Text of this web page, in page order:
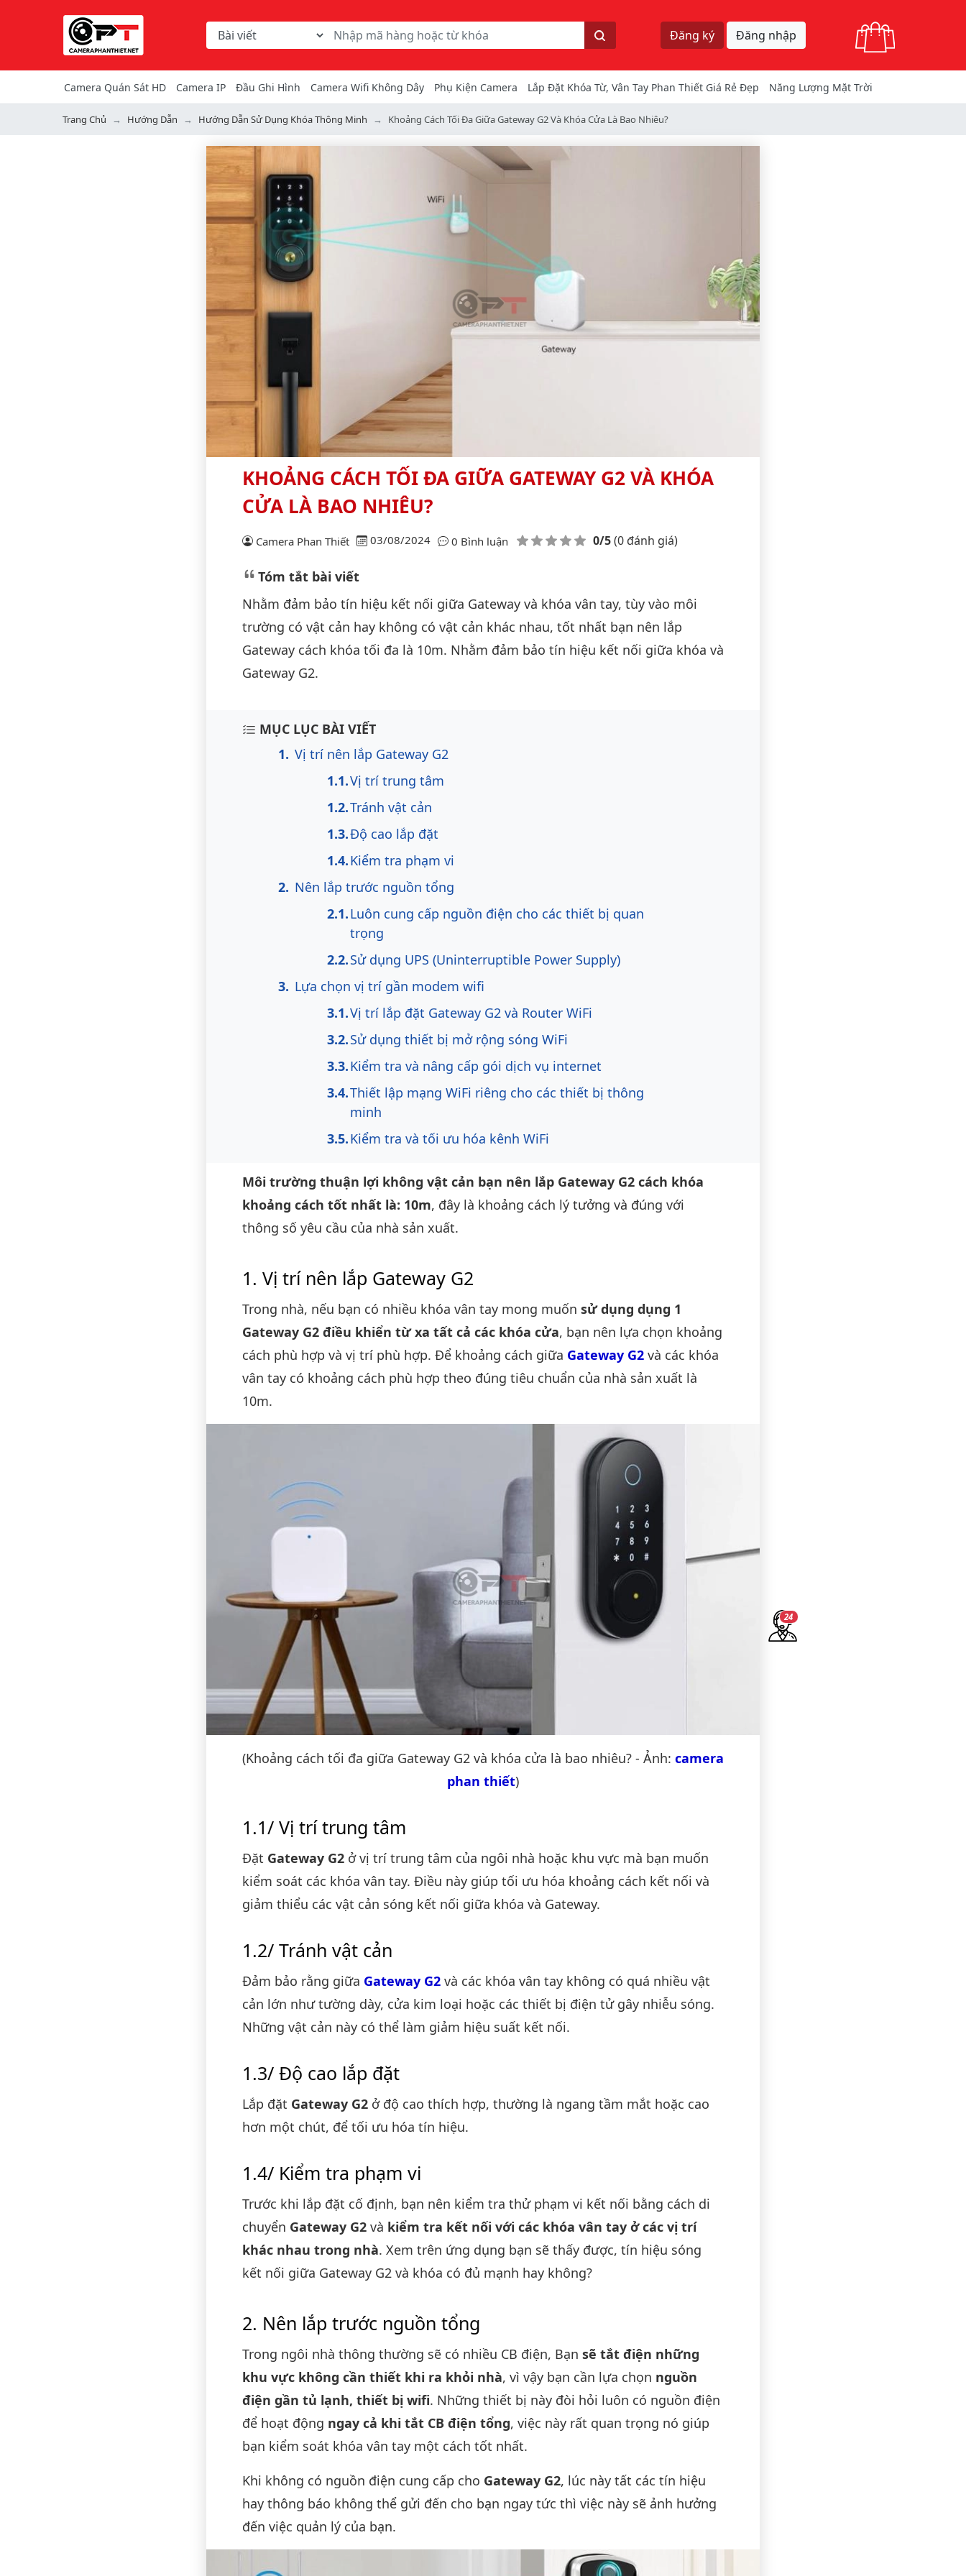
Chọn danh mục tìm kiếm
Từ khóa hoặc mã hàng
Tìm kiếm
Đăng ký Đăng nhập
Camera Quán Sát HD Camera IP Đầu Ghi Hình Camera Wifi Không Dây Phụ Kiện Camera Lắp Đặt Khóa Từ, Vân Tay Phan Thiết Giá Rẻ Đẹp Năng Lượng Mặt Trời
Trang Chủ Hướng Dẫn Hướng Dẫn Sử Dụng Khóa Thông Minh Khoảng Cách Tối Đa Giữa Gateway G2 Và Khóa Cửa Là Bao Nhiêu?
23
KHOẢNG CÁCH TỐI ĐA GIỮA GATEWAY G2 VÀ KHÓA
CỬA LÀ BAO NHIÊU?
Camera Phan Thiết 03/08/2024 0 Bình luận Điểm đánh giá 0/5(0 đánh giá)
Tóm tắt bài viết
Nhằm đảm bảo tín hiệu kết nối giữa Gateway và khóa vân tay, tùy vào môi
trường có vật cản hay không có vật cản khác nhau, tốt nhất bạn nên lắp
Gateway cách khóa tối đa là 10m. Nhằm đảm bảo tín hiệu kết nối giữa khóa và
Gateway G2.
Nội dung bài viết
MỤC LỤC BÀI VIẾT
Vị trí nên lắp Gateway G2
Vị trí trung tâm
Tránh vật cản
Độ cao lắp đặt
Kiểm tra phạm vi
Nên lắp trước nguồn tổng
Luôn cung cấp nguồn điện cho các thiết bị quan
trọng
Sử dụng UPS (Uninterruptible Power Supply)
Lựa chọn vị trí gần modem wifi
Vị trí lắp đặt Gateway G2 và Router WiFi
Sử dụng thiết bị mở rộng sóng WiFi
Kiểm tra và nâng cấp gói dịch vụ internet
Thiết lập mạng WiFi riêng cho các thiết bị thông
minh
Kiểm tra và tối ưu hóa kênh WiFi
Môi trường thuận lợi không vật cản bạn nên lắp Gateway G2 cách khóa
khoảng cách tốt nhất là: 10m, đây là khoảng cách lý tưởng và đúng với
thông số yêu cầu của nhà sản xuất.
Vị trí nên lắp Gateway G2
Trong nhà, nếu bạn có nhiều khóa vân tay mong muốn sử dụng dụng 1
Gateway G2 điều khiển từ xa tất cả các khóa cửa, bạn nên lựa chọn khoảng
cách phù hợp và vị trí phù hợp. Để khoảng cách giữa Gateway G2 và các khóa
vân tay có khoảng cách phù hợp theo đúng tiêu chuẩn của nhà sản xuất là
10m.
(Khoảng cách tối đa giữa Gateway G2 và khóa cửa là bao nhiêu? - Ảnh: camera
phan thiết)
Vị trí trung tâm
Đặt Gateway G2 ở vị trí trung tâm của ngôi nhà hoặc khu vực mà bạn muốn
kiểm soát các khóa vân tay. Điều này giúp tối ưu hóa khoảng cách kết nối và
giảm thiểu các vật cản sóng kết nối giữa khóa và Gateway.
Tránh vật cản
Đảm bảo rằng giữa Gateway G2 và các khóa vân tay không có quá nhiều vật
cản lớn như tường dày, cửa kim loại hoặc các thiết bị điện tử gây nhiễu sóng.
Những vật cản này có thể làm giảm hiệu suất kết nối.
Độ cao lắp đặt
Lắp đặt Gateway G2 ở độ cao thích hợp, thường là ngang tầm mắt hoặc cao
hơn một chút, để tối ưu hóa tín hiệu.
Kiểm tra phạm vi
Trước khi lắp đặt cố định, bạn nên kiểm tra thử phạm vi kết nối bằng cách di
chuyển Gateway G2 và kiểm tra kết nối với các khóa vân tay ở các vị trí
khác nhau trong nhà. Xem trên ứng dụng bạn sẽ thấy được, tín hiệu sóng
kết nối giữa Gateway G2 và khóa có đủ mạnh hay không?
Nên lắp trước nguồn tổng
Trong ngôi nhà thông thường sẽ có nhiều CB điện, Bạn sẽ tắt điện những
khu vực không cần thiết khi ra khỏi nhà, vì vậy bạn cần lựa chọn nguồn
điện gần tủ lạnh, thiết bị wifi. Những thiết bị này đòi hỏi luôn có nguồn điện
để hoạt động ngay cả khi tắt CB điện tổng, việc này rất quan trọng nó giúp
bạn kiểm soát khóa vân tay một cách tốt nhất.
Khi không có nguồn điện cung cấp cho Gateway G2, lúc này tất các tín hiệu
hay thông báo không thể gửi đến cho bạn ngay tức thì việc này sẽ ảnh hưởng
đến việc quản lý của bạn.